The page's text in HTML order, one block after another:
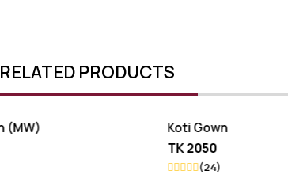
RELATED PRODUCTS